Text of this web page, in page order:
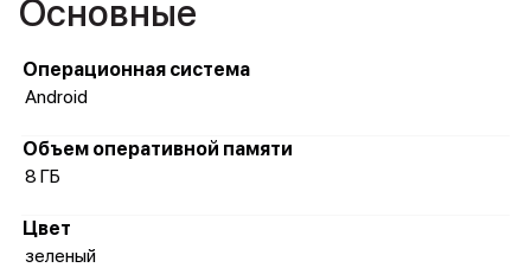
Основные
Операционная система
Android
Объем оперативной памяти
8 ГБ
Цвет
зеленый